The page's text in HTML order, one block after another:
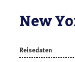
New
Reisedaten